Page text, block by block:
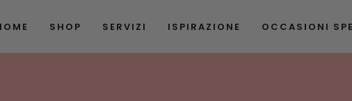
SHOP SERVIZI ISPIRAZIONE OCCASIONI